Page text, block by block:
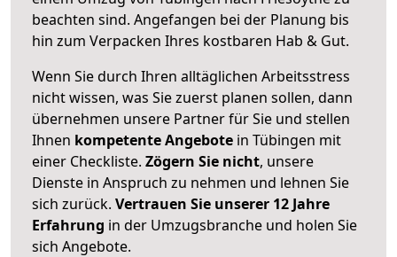
beachten sind. Angefangen bei der Planung bis
hin zum Verpacken Ihres kostbaren Hab & Gut.
Wenn Sie durch Ihren alltäglichen Arbeitsstress
nicht wissen, was Sie zuerst planen sollen, dann
übernehmen unsere Partner für Sie und stellen
Ihnen kompetente Angebote in Tübingen mit
einer Checkliste. Zögern Sie nicht, unsere
Dienste in Anspruch zu nehmen und lehnen Sie
sich zurück. Vertrauen Sie unserer 12 Jahre
Erfahrung in der Umzugsbranche und holen Sie
sich Angebote.